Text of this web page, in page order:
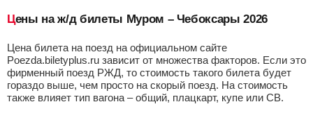
Цены на ж/д билеты Муром – Чебоксары 2026
Цена билета на поезд на официальном сайте
Poezda.biletyplus.ru зависит от множества факторов. Если это
фирменный поезд РЖД, то стоимость такого билета будет
гораздо выше, чем просто на скорый поезд. На стоимость
также влияет тип вагона – общий, плацкарт, купе или СВ.